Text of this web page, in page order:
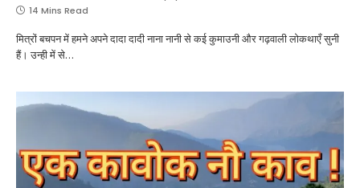
14 Mins Read
मित्रों बचपन में हमने अपने दादा दादी नाना नानी से कई कुमाउनी और गढ़वाली लोकथाएँ सुनी
हैं। उन्ही में से…